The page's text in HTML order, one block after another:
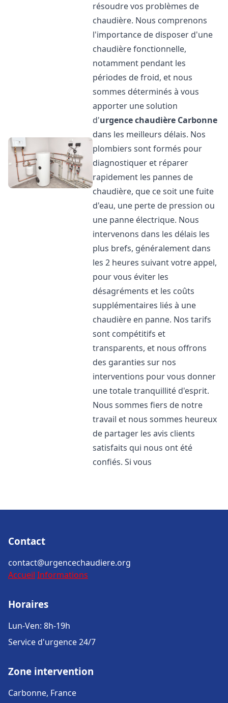
résoudre vos problèmes de
chaudière. Nous comprenons
l'importance de disposer d'une
chaudière fonctionnelle,
notamment pendant les
périodes de froid, et nous
sommes déterminés à vous
apporter une solution
d'urgence chaudière Carbonne
dans les meilleurs délais. Nos
plombiers sont formés pour
diagnostiquer et réparer
rapidement les pannes de
chaudière, que ce soit une fuite
d'eau, une perte de pression ou
une panne électrique. Nous
intervenons dans les délais les
plus brefs, généralement dans
les 2 heures suivant votre appel,
pour vous éviter les
désagréments et les coûts
supplémentaires liés à une
chaudière en panne. Nos tarifs
sont compétitifs et
transparents, et nous offrons
des garanties sur nos
interventions pour vous donner
une totale tranquillité d'esprit.
Nous sommes fiers de notre
travail et nous sommes heureux
de partager les avis clients
satisfaits qui nous ont été
confiés. Si vous
Contact
contact@urgencechaudiere.org
Accueil Informations
Horaires
Lun-Ven: 8h-19h
Service d'urgence 24/7
Zone intervention
Carbonne, France